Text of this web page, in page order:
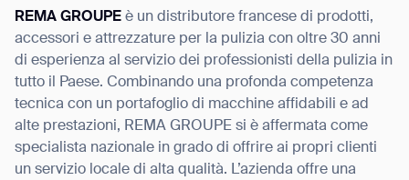
REMA GROUPE è un distributore francese di prodotti,
accessori e attrezzature per la pulizia con oltre 30 anni
di esperienza al servizio dei professionisti della pulizia in
tutto il Paese. Combinando una profonda competenza
tecnica con un portafoglio di macchine affidabili e ad
alte prestazioni, REMA GROUPE si è affermata come
specialista nazionale in grado di offrire ai propri clienti
un servizio locale di alta qualità. L’azienda offre una